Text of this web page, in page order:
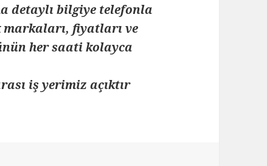
detaylı bilgiye telefonla
fiyatları ve
her saati kolayca
iş yerimiz açıktır